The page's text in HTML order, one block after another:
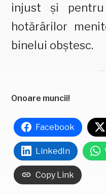
injust şi
hotărârilor
binelui obştesc.
Onoare muncii!
Facebook
LinkedIn
Copy Link